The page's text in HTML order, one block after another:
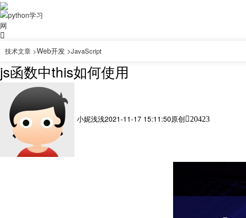
技术文章 >Web开发 >JavaScript
js函数中this如何使用
小妮浅浅2021-11-17 15:11:50原创 20423